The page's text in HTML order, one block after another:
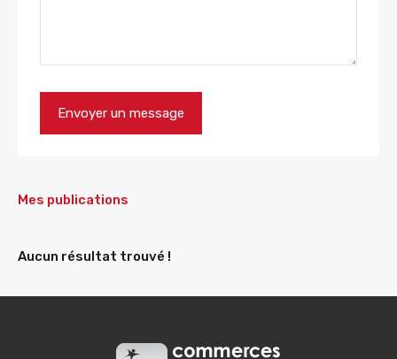
Mes publications
Aucun résultat trouvé !